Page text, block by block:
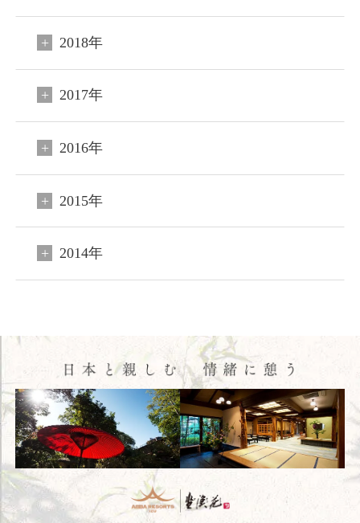
2018年
2017年
2016年
2015年
2014年
ご宿泊予約
コンセプト
客室
料理
温泉
アクセス